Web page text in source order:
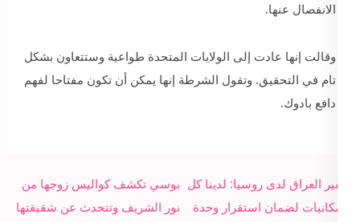
الانفصال عنها.
وقالت إنها عادت إلى الولايات المتحدة طواعية وستتعاون بشكل
تام في التحقيق. وتقول الشرطة إنها يمكن أن تكون مفتاحا لفهم
دافع بادوك.
Post
navigation
بوسي تكشف كواليس زوجها من
نور الشريف وتتحدث عن شقيقتها
سفير العراق لدى روسيا: لدينا كل
الإمكانيات لضمان استقرار وحدة